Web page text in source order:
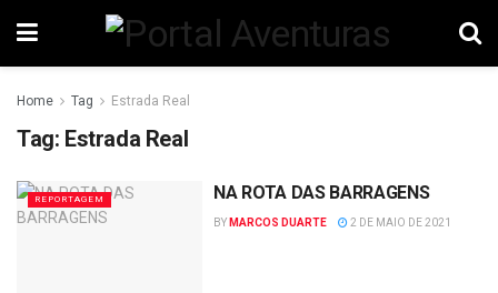
Home Tag Estrada Real
Tag: Estrada Real
REPORTAGEM NA ROTA DAS BARRAGENS
BY MARCOS DUARTE 2 DE MAIO DE 2021